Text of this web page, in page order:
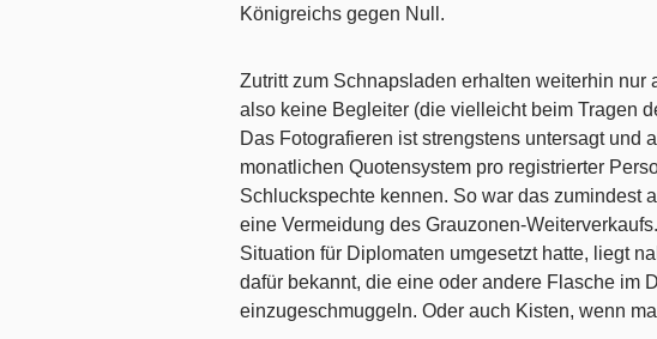
Königreichs gegen Null.
Zutritt zum Schnapsladen erhalten weiterhin nur
also keine Begleiter (die vielleicht beim Tragen
Das Fotografieren ist strengstens untersagt und
monatlichen Quotensystem pro registrierter
Schluckspechte kennen. So war das zumindest
eine Vermeidung des Grauzonen-
Situation für Diplomaten umgesetzt hatte, liegt
dafür bekannt, die eine oder andere Flasche im
einzugeschmuggeln. Oder auch Kisten, wenn